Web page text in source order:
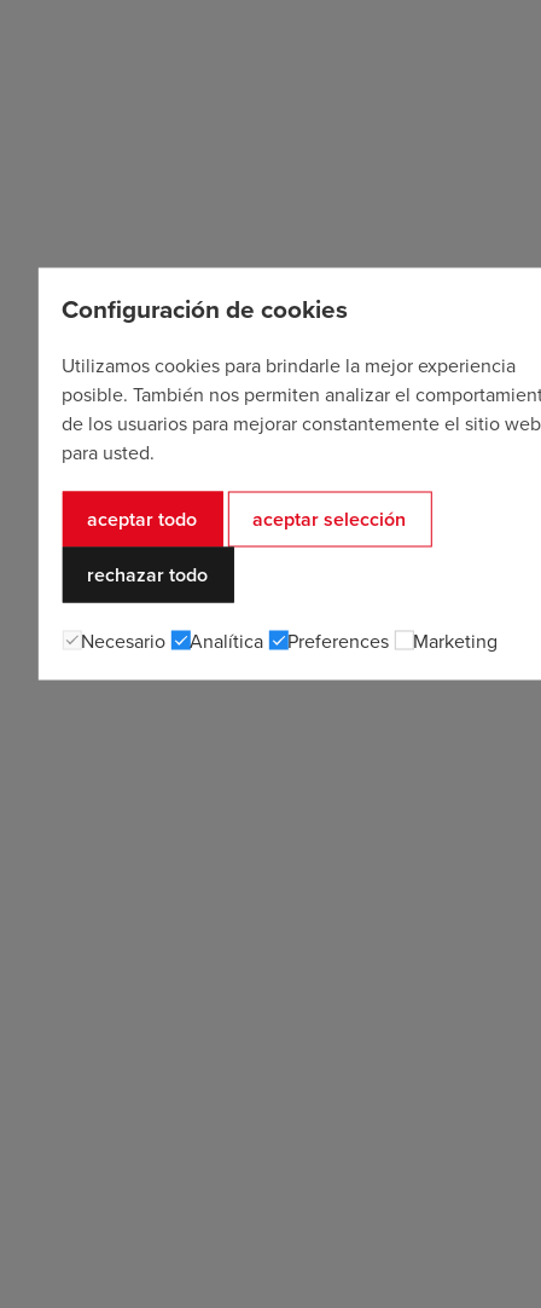
Configuración de cookies
Utilizamos cookies para brindarle la mejor experiencia
posible. También nos permiten analizar el
de los usuarios para mejorar constantemente el sitio web
para usted.
aceptar todo aceptar selección
rechazar todo
Necesario Analítica Preferences Marketing